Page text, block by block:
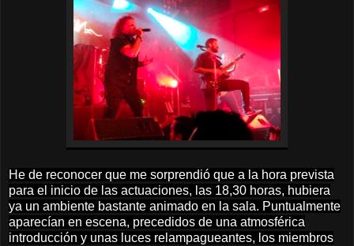
He de reconocer que me sorprendió que a la hora prevista
para el inicio de las actuaciones, las 18,30 horas, hubiera
ya un ambiente bastante animado en la sala. Puntualmente
aparecían en escena, precedidos de una atmosférica
introducción y unas luces relampagueantes, los miembros